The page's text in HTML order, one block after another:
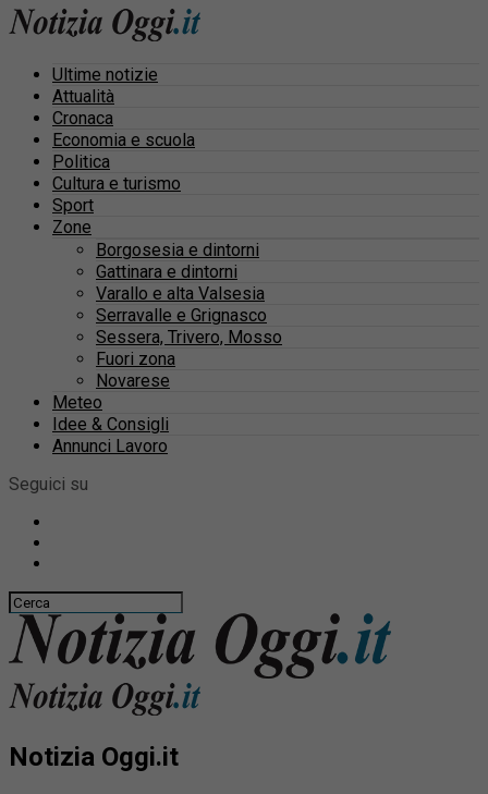
Ultime notizie
Attualità
Cronaca
Economia e scuola
Politica
Cultura e turismo
Sport
Zone
Borgosesia e dintorni
Gattinara e dintorni
Varallo e alta Valsesia
Serravalle e Grignasco
Sessera, Trivero, Mosso
Fuori zona
Novarese
Meteo
Idee & Consigli
Annunci Lavoro
Seguici su
Notizia Oggi.it